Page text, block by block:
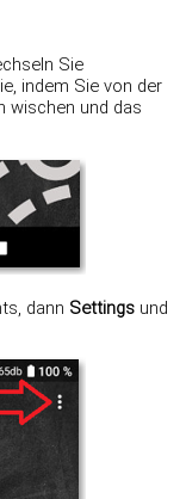
Sie
indem Sie von der
wischen und das
dann Settingsund